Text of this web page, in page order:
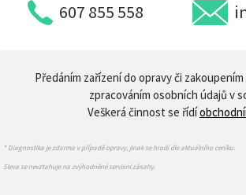
607 855 558
Předáním zařízení do opravy či
zpracováním osobních údajů v
Veškerá činnost se řídí
* Diagnostika je zdarma v případě opravy, jinak se hradí dle aktuálního ceníku.
Sleva se nevztahuje na zvýhodněné servisní zásahy.